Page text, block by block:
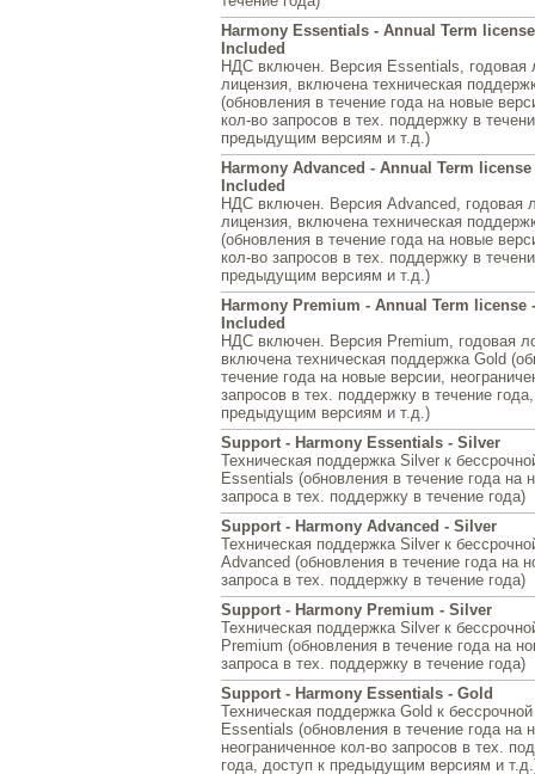
Harmony Essentials - Annual Term
Included
НДС включен. Версия Essentials, годовая
лицензия, включена техническая
(обновления в течение года на новые
кол-во запросов в тех. поддержку в
предыдущим версиям и т.д.)
Harmony Advanced - Annual Term
Included
НДС включен. Версия Advanced, годовая
лицензия, включена техническая
(обновления в течение года на новые
кол-во запросов в тех. поддержку в
предыдущим версиям и т.д.)
Harmony Premium - Annual Term license
Included
НДС включен. Версия Premium, годовая
включена техническая поддержка Gold
течение года на новые версии,
запросов в тех. поддержку в течение
предыдущим версиям и т.д.)
Support - Harmony Essentials - Silver
Техническая поддержка Silver к
Essentials (обновления в течение года на
запроса в тех. поддержку в течение года)
Support - Harmony Advanced - Silver
Техническая поддержка Silver к
Advanced (обновления в течение года на
запроса в тех. поддержку в течение года)
Support - Harmony Premium - Silver
Техническая поддержка Silver к
Premium (обновления в течение года на
запроса в тех. поддержку в течение года)
Support - Harmony Essentials - Gold
Техническая поддержка Gold к
Essentials (обновления в течение года на
неограниченное кол-во запросов в тех.
года, доступ к предыдущим версиям и